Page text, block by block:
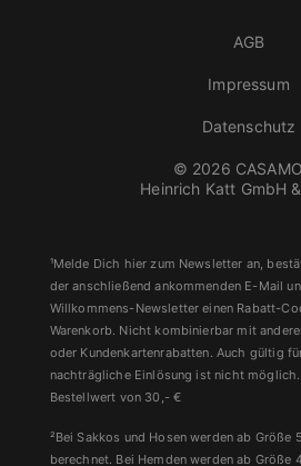
© 2026
Heinrich Katt GmbH
AGB
Impressum
Datenschutz
¹Melde Dich hier zum Newsletter an,
der anschließend ankommenden E-Mail
Willkommens-Newsletter einen Rabatt-
Warenkorb. Nicht kombinierbar mit
oder Kundenkartenrabatten. Auch gültig
nachträgliche Einlösung ist nicht
Bestellwert von 30,- €
²Bei Sakkos und Hosen werden ab Größe
berechnet. Bei Hemden werden ab Größe